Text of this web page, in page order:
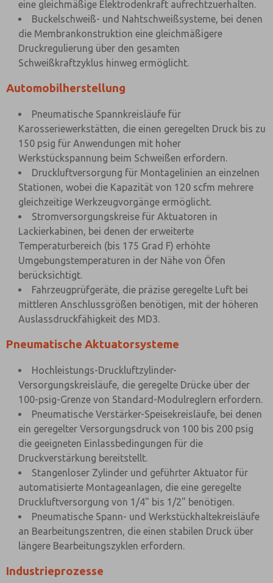
eine gleichmäßige Elektrodenkraft aufrechtzuerhalten.
Buckelschweiß- und Nahtschweißsysteme, bei denen
die Membrankonstruktion eine gleichmäßigere
Druckregulierung über den gesamten
Schweißkraftzyklus hinweg ermöglicht.
Automobilherstellung
Pneumatische Spannkreisläufe für
Karosseriewerkstätten, die einen geregelten Druck bis zu
150 psig für Anwendungen mit hoher
Werkstückspannung beim Schweißen erfordern.
Druckluftversorgung für Montagelinien an einzelnen
Stationen, wobei die Kapazität von 120 scfm mehrere
gleichzeitige Werkzeugvorgänge ermöglicht.
Stromversorgungskreise für Aktuatoren in
Lackierkabinen, bei denen der erweiterte
Temperaturbereich (bis 175 Grad F) erhöhte
Umgebungstemperaturen in der Nähe von Öfen
berücksichtigt.
Fahrzeugprüfgeräte, die präzise geregelte Luft bei
mittleren Anschlussgrößen benötigen, mit der höheren
Auslassdruckfähigkeit des MD3.
Pneumatische Aktuatorsysteme
Hochleistungs-Druckluftzylinder-
Versorgungskreisläufe, die geregelte Drücke über der
100-psig-Grenze von Standard-Modulreglern erfordern.
Pneumatische Verstärker-Speisekreisläufe, bei denen
ein geregelter Versorgungsdruck von 100 bis 200 psig
die geeigneten Einlassbedingungen für die
Druckverstärkung bereitstellt.
Stangenloser Zylinder und geführter Aktuator für
automatisierte Montageanlagen, die eine geregelte
Druckluftversorgung von 1/4" bis 1/2" benötigen.
Pneumatische Spann- und Werkstückhaltekreisläufe
an Bearbeitungszentren, die einen stabilen Druck über
längere Bearbeitungszyklen erfordern.
Industrieprozesse